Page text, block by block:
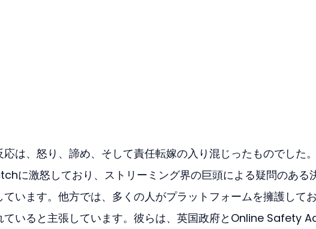
応は、怒り、諦め、そして責任転嫁の入り混じったものでした
に激怒しており、ストリーミング界の巨頭による疑問のある
います。他方では、多くの人がプラットフォームを擁護してお
ていると主張しています。彼らは、英国政府とOnline Safety